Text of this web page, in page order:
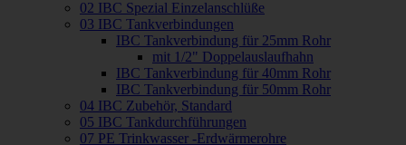
02 IBC Spezial Einzelanschlüße
03 IBC Tankverbindungen
IBC Tankverbindung für 25mm Rohr
mit 1/2" Doppelauslaufhahn
IBC Tankverbindung für 40mm Rohr
IBC Tankverbindung für 50mm Rohr
04 IBC Zubehör, Standard
05 IBC Tankdurchführungen
07 PE Trinkwasser -Erdwärmerohre